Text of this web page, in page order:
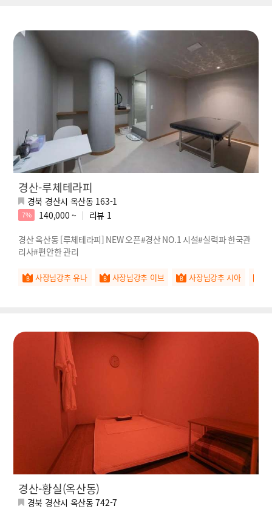
경산-루체테라피
경북 경산시 옥산동 163-1
7% 140,000 ~ 리뷰 1
경산 옥산동 [루체테라피] NEW 오픈#경산 NO.1 시설#실력파 한국관
리사#편안한 관리
사장님강추 유나 사장님강추 이브 사장님강추 시아
경산-황실(옥산동)
경북 경산시 옥산동 742-7